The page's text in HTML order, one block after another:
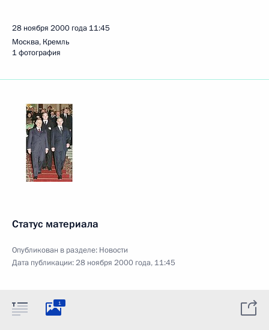
28 ноября 2000 года 11:45
Москва, Кремль
1 фотография
Статус материала
Опубликован в разделе: Новости
Дата публикации:28 ноября 2000 года, 11:45
1